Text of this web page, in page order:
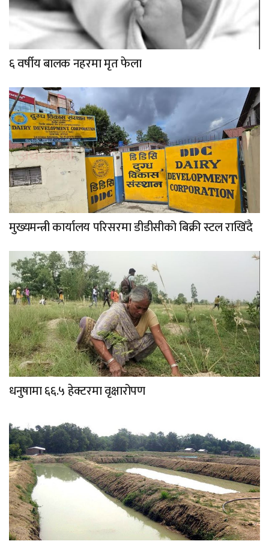
६ वर्षीय बालक नहरमा मृत फेला
मुख्यमन्त्री कार्यालय परिसरमा डीडीसीको बिक्री स्टल राखिँदै
धनुषामा ६६.५ हेक्टरमा वृक्षारोपण